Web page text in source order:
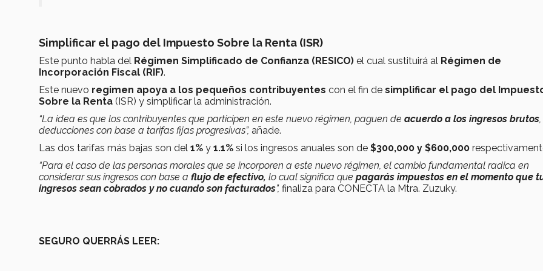
Simplificar el pago del Impuesto Sobre la Renta (ISR)
Este punto habla del Régimen Simplificado de Confianza (RESICO) el cual sustituirá al Régimen de
Incorporación Fiscal (RIF).
Este nuevo regimen apoya a los pequeños contribuyentes con el fin de simplificar el pago del
Sobre la Renta (ISR) y simplificar la administración.
“La idea es que los contribuyentes que participen en este nuevo régimen, paguen de acuerdo a los ingresos brutos
deducciones con base a tarifas fijas progresivas”, añade.
Las dos tarifas más bajas son del 1% y 1.1% si los ingresos anuales son de $300,000 y $600,000
“Para el caso de las personas morales que se incorporen a este nuevo régimen, el cambio fundamental radica en
considerar sus ingresos con base a flujo de efectivo, lo cual significa que pagarás impuestos en el momento que
ingresos sean cobrados y no cuando son facturados”, finaliza para CONECTA la Mtra. Zuzuky.
SEGURO QUERRÁS LEER: